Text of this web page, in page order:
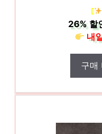
[
26%할
내
구매